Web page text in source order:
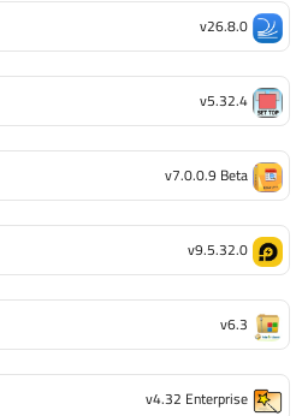
v26.8.0
v5.32.4
v7.0.0.9 Beta
v9.5.32.0
v6.3
v4.32 Enterprise